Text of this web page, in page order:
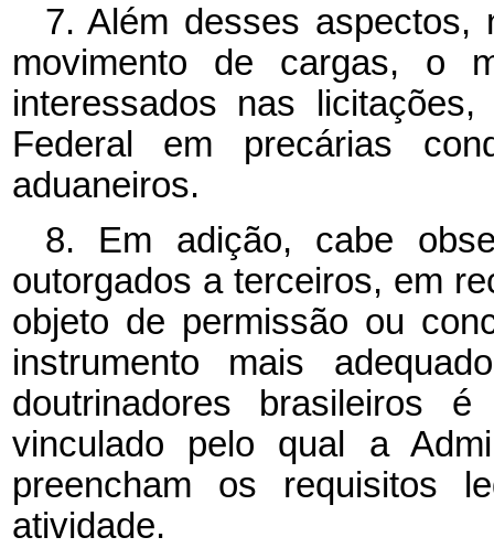
7. Além desses aspectos,
movimento de cargas, o
interessados nas
Federal em precárias
aduaneiros.
8. Em adição, cabe
outorgados a terceiros, em
objeto de permissão ou
instrumento mais
doutrinadores brasileiros
vinculado pelo qual a
preencham os requisitos
atividade.